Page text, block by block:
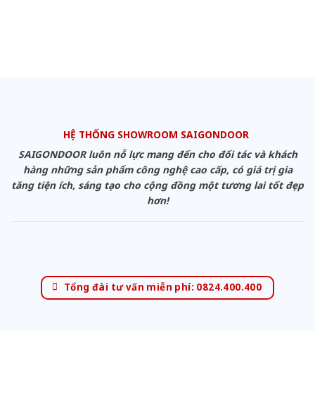
HỆ THỐNG SHOWROOM SAIGONDOOR
SAIGONDOOR luôn nỗ lực mang đến cho đối tác và khách
hàng những sản phẩm công nghệ cao cấp, có giá trị gia
tăng tiện ích, sáng tạo cho cộng đồng một tương lai tốt đẹp
hơn!
Tổng đài tư vấn miễn phí: 0824.400.400